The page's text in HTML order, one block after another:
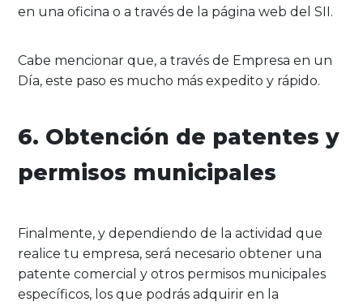
en una oficina o a través de la página web del SII.
Cabe mencionar que, a través de Empresa en un
Día, este paso es mucho más expedito y rápido.
6. Obtención de patentes y
permisos municipales
Finalmente, y dependiendo de la actividad que
realice tu empresa, será necesario obtener una
patente comercial y otros permisos municipales
específicos, los que podrás adquirir en la